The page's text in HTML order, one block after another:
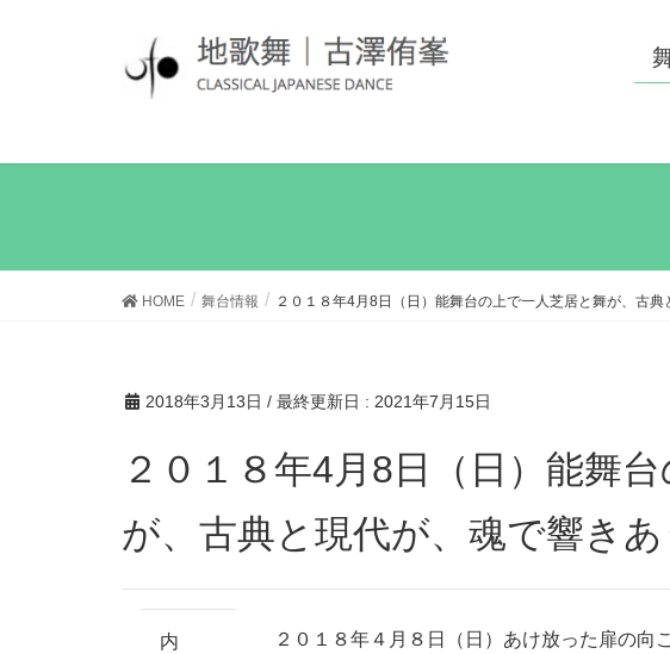
HOME 舞台情報 ２０１８年4月8日（日）能舞台の上で一人芝居と舞が、古典
2018年3月13日 / 最終更新日 : 2021年7月15日
２０１８年4月8日（日）能舞台の上で一人芝居と舞
が、古典と現代が、魂で響きあ
内
２０１８年４月８日（日）あけ放った扉の向